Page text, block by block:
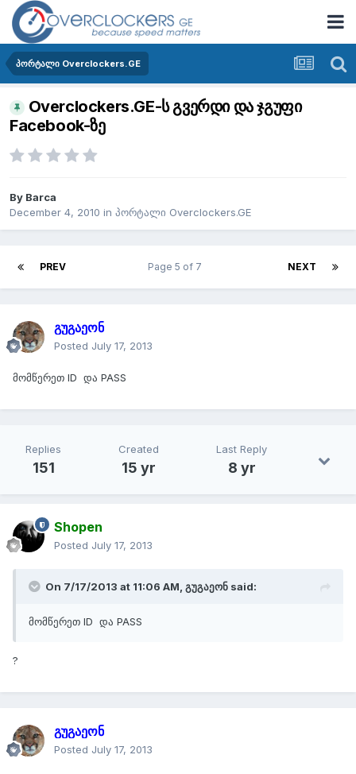
პორტალი Overclockers.GE
Overclockers.GE-ს გვერდი და ჯგუფი
Facebook-ზე
By Barca
December 4, 2010 in პორტალი Overclockers.GE
PREV NEXT
Page 5 of 7
გუგაეონ
Posted July 17, 2013
მომწერეთ ID და PASS
Replies
151
Created
15 yr
Last Reply
8 yr
Shopen
Posted July 17, 2013
On 7/17/2013 at 11:06 AM, გუგაეონ said:
მომწერეთ ID და PASS
?
გუგაეონ
Posted July 17, 2013